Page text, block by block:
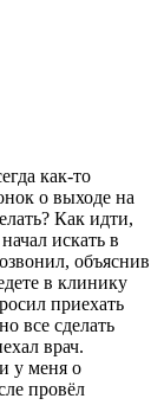
как-то
о выходе на
Как идти,
искать в
объяснив
в клинику
приехать
все сделать
врач.
у меня о
провёл